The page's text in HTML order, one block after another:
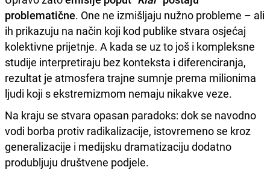
problematične. One ne izmišljaju nužno probleme – ali
ih prikazuju na način koji kod publike stvara osjećaj
kolektivne prijetnje. A kada se uz to još i kompleksne
studije interpretiraju bez konteksta i diferenciranja,
rezultat je atmosfera trajne sumnje prema milionima
ljudi koji s ekstremizmom nemaju nikakve veze.
Na kraju se stvara opasan paradoks: dok se navodno
vodi borba protiv radikalizacije, istovremeno se kroz
generalizacije i medijsku dramatizaciju dodatno
produbljuju društvene podjele.